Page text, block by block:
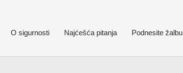
O sigurnosti Najćešća pitanja Podnesite žalbu